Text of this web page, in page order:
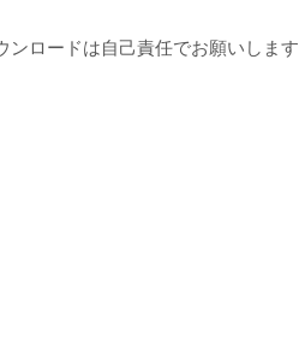
ロードは自己責任でお願いします